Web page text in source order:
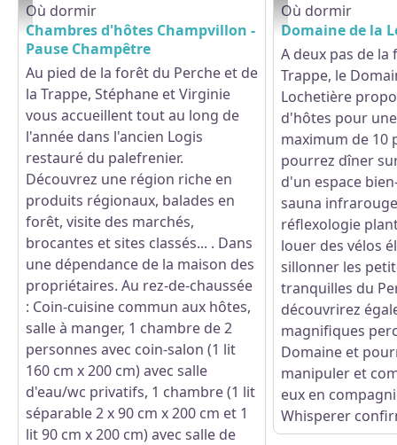
Champvillon - Pause Champêtre - © Gites de France Orne
Où dormir
Chambres d'hôtes Champvillon -
Pause Champêtre
Au pied de la forêt du Perche et de
la Trappe, Stéphane et Virginie
vous accueillent tout au long de
l'année dans l'ancien Logis
restauré du palefrenier.
Découvrez une région riche en
produits régionaux, balades en
forêt, visite des marchés,
brocantes et sites classés... . Dans
une dépendance de la maison des
propriétaires. Au rez-de-chaussée
: Coin-cuisine commun aux hôtes,
salle à manger, 1 chambre de 2
personnes avec coin-salon (1 lit
160 cm x 200 cm) avec salle
d'eau/wc privatifs, 1 chambre (1 lit
séparable 2 x 90 cm x 200 cm et 1
lit 90 cm x 200 cm) avec salle de
Domaine de la
Où dormir
Domaine de la
A deux pas de la
Trappe, le
Lochetière
d'hôtes pour
maximum de 10
pourrez dîner
d'un espace
sauna
réflexologie
louer des vélos
sillonner les
tranquilles du
découvrirez
magnifiques
Domaine et
manipuler et
eux en
Whisperer